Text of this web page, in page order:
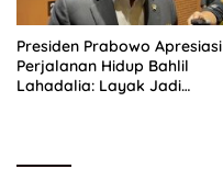
Presiden Prabowo Apresiasi
Perjalanan Hidup Bahlil
Lahadalia: Layak Jadi